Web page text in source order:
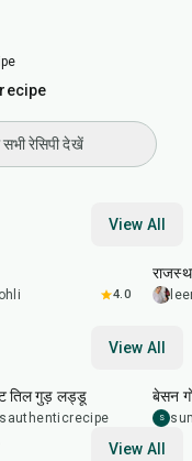
रेसिपी देखें
View All
4.0
View All
तिल गुड़ लड्डू बेसन
S
View All